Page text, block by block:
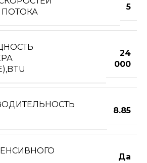
5
24
000
8.85
Да